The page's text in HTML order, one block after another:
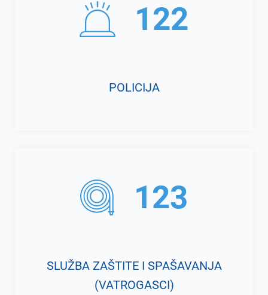
122
POLICIJA
123
SLUŽBA ZAŠTITE I SPAŠAVANJA
(VATROGASCI)